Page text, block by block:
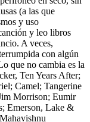
(a las que
y uso
y leo libros
A veces,
con algún
que no cambia es la
Ten Years After;
Camel; Tangerine
Morrison; Eumir
Emerson, Lake &